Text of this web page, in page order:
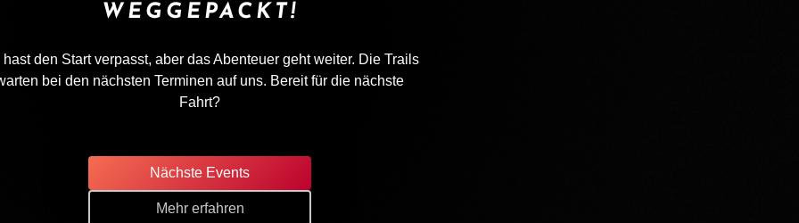
WEGGEPACKT!
hast den Start verpasst, aber das Abenteuer geht weiter. Die Trails
bei den nächsten Terminen auf uns. Bereit für die nächste
Fahrt?
Nächste Events
Mehr erfahren